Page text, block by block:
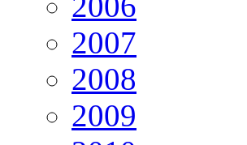
2007
2008
2009